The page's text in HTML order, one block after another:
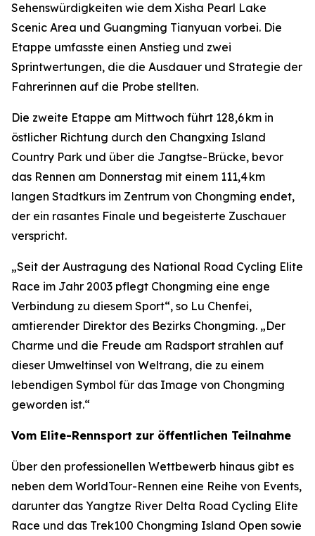
Sehenswürdigkeiten wie dem Xisha Pearl Lake
Scenic Area und Guangming Tianyuan vorbei. Die
Etappe umfasste einen Anstieg und zwei
Sprintwertungen, die die Ausdauer und Strategie der
Fahrerinnen auf die Probe stellten.
Die zweite Etappe am Mittwoch führt 128,6 km in
östlicher Richtung durch den Changxing Island
Country Park und über die Jangtse-Brücke, bevor
das Rennen am Donnerstag mit einem 111,4 km
langen Stadtkurs im Zentrum von Chongming endet,
der ein rasantes Finale und begeisterte Zuschauer
verspricht.
„Seit der Austragung des National Road Cycling Elite
Race im Jahr 2003 pflegt Chongming eine enge
Verbindung zu diesem Sport“, so Lu Chenfei,
amtierender Direktor des Bezirks Chongming. „Der
Charme und die Freude am Radsport strahlen auf
dieser Umweltinsel von Weltrang, die zu einem
lebendigen Symbol für das Image von Chongming
geworden ist.“
Vom Elite-Rennsport zur öffentlichen Teilnahme
Über den professionellen Wettbewerb hinaus gibt es
neben dem WorldTour-Rennen eine Reihe von Events,
darunter das Yangtze River Delta Road Cycling Elite
Race und das Trek100 Chongming Island Open sowie